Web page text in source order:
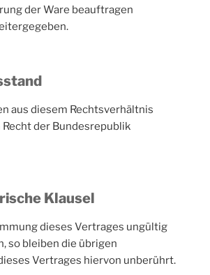
der Ware beauftragen
aus diesem Rechtsverhältnis
der Bundesrepublik
Klausel
dieses Vertrages ungültig
so bleiben die übrigen
Vertrages hiervon unberührt.